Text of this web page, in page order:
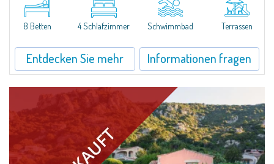
Porto RotondoIn the heart of the Cugnana hills, just a few minutes from
Porto Rotondo and the most beautiful beaches of the Costa Smeralda, we
offer...
8 Betten 4 Schlafzimmer Schwimmbad Terrassen
Entdecken Sie mehr Informationen fragen